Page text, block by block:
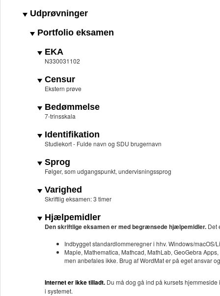
Udprøvninger
Portfolio eksamen
EKA
N330031102
Censur
Ekstern prøve
Bedømmelse
7-trinsskala
Identifikation
Studiekort - Fulde navn og SDU brugernavn
Sprog
Følger, som udgangspunkt, undervisningssprog
Varighed
Skriftlig eksamen: 3 timer
Hjælpemidler
Den skriftlige eksamen er med begrænsede hjælpemidler. Det
Indbygget standardlommeregner i hhv. Windows/macOS/
Maple, Mathematica, Mathcad, MathLab, GeoGebra
men anbefales ikke. Brug af WordMat er på eget ansvar
Internet er ikke tilladt. Du må dog gå ind på kursets
i systemet.